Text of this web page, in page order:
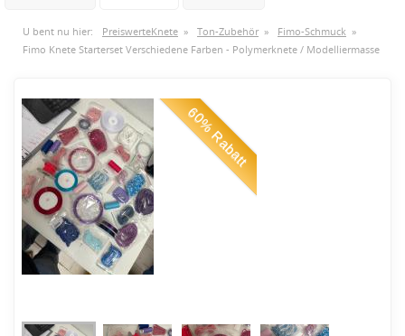
U bent nu hier: PreiswerteKnete » Ton-Zubehör» Fimo-Schmuck »
Fimo Knete Starterset Verschiedene Farben - Polymerknete / Modelliermasse
60% Rabatt